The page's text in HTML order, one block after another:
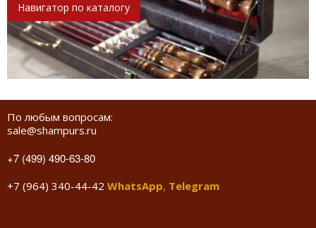
Навигатор по каталогу
По любым вопросам:
sale@shampurs.ru
+7 (499) 490-63-80
+7 (964) 340-44-42 WhatsApp, Telegram